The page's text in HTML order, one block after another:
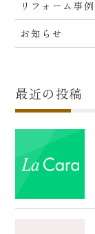
リフォーム事例
お知らせ
最近の投稿